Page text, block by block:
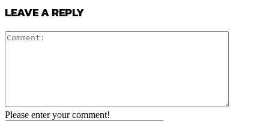
LEAVE A REPLY
Please enter your comment!